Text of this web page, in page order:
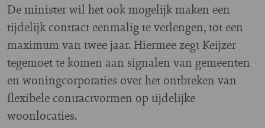
De minister wil het ook mogelijk maken een
tijdelijk contract eenmalig te verlengen, tot een
maximum van twee jaar. Hiermee zegt Keijzer
tegemoet te komen aan signalen van gemeenten
en woningcorporaties over het ontbreken van
flexibele contractvormen op tijdelijke
woonlocaties.